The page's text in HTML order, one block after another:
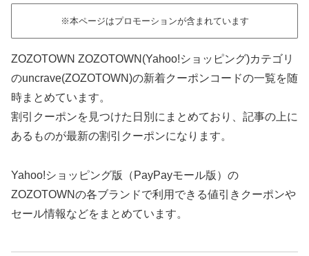
※本ページはプロモーションが含まれています
ZOZOTOWN ZOZOTOWN(Yahoo!ショッピング)カテゴリ
のuncrave(ZOZOTOWN)の新着クーポンコードの一覧を随
時まとめています。
割引クーポンを見つけた日別にまとめており、記事の上に
あるものが最新の割引クーポンになります。
Yahoo!ショッピング版（PayPayモール版）の
ZOZOTOWNの各ブランドで利用できる値引きクーポンや
セール情報などをまとめています。